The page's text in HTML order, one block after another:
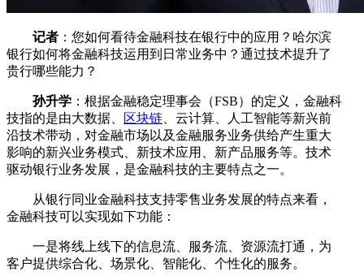
记者 ：您如何看待金融科技在银行中的应用？哈尔滨
银行如何将金融科技运用到日常业务中？通过技术提升了
贵行哪些能力？
孙升学 ：根据金融稳定理事会（FSB）的定义，金融科
技指的是由大数据、
区块链 、云计算、人工智能等新兴前
沿技术带动，对金融市场以及金融服务业务供给产生重大
影响的新兴业务模式、新技术应用、新产品服务等。技术
驱动银行业务发展，是金融科技的主要特点之一。
从银行同业金融科技支持零售业务发展的特点来看，
金融科技可以实现如下功能：
一是将线上线下的信息流、服务流、资源流打通，为
客户提供综合化、场景化、智能化、个性化的服务。